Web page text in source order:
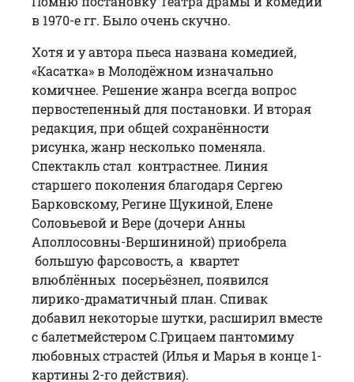
в 1970-е гг. Было очень скучно.
Хотя и у автора пьеса названа комедией,
«Касатка» в Молодёжном изначально
комичнее. Решение жанра всегда вопрос
первостепенный для постановки. И вторая
редакция, при общей сохранённости
рисунка, жанр несколько поменяла.
Спектакль стал контрастнее. Линия
старшего поколения благодаря Сергею
Барковскому, Регине Щукиной, Елене
Соловьевой и Вере (дочери Анны
Аполлосовны-Вершининой) приобрела
большую фарсовость, а квартет
влюблённых посерьёзнел, появился
лирико-драматичный план. Спивак
добавил некоторые шутки, расширил вместе
с балетмейстером С.Грицаем пантомиму
любовных страстей (Илья и Марья в конце 1-
картины 2-го действия).